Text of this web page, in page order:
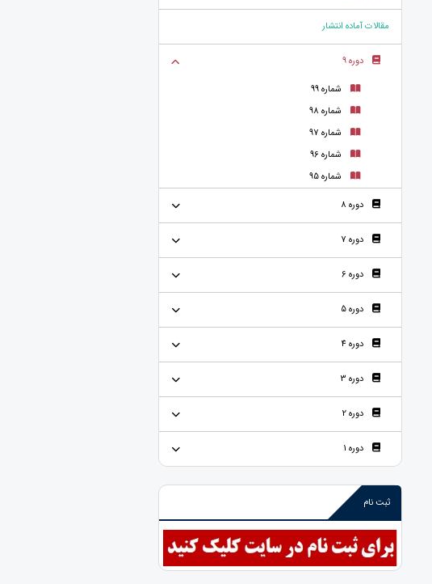
مقالات آماده انتشار
دوره 9
شماره 99
شماره 98
شماره 97
شماره 96
شماره 95
دوره 8
دوره 7
دوره 6
دوره 5
دوره 4
دوره 3
دوره 2
دوره 1
ثبت نام